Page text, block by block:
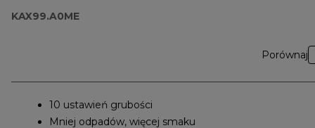
KAX99.A0ME
Porównaj
10 ustawień grubości
Mniej odpadów, więcej smaku